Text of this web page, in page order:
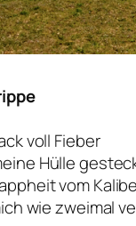
voll Fieber
Hülle
vom
wie zweimal